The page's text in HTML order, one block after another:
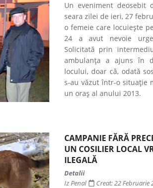
Un eveniment deosebit
seara zilei de ieri, 27
o femeie care locuiește
24 a avut nevoie
Solicitată prin
ambulanța a ajuns în
locului, doar că, odată
s-au văzut într-o situație
un oraș al anului 2013.
CAMPANIE FĂRĂ
UN COSILIER LOCAL
ILEGALĂ
Detalii
Iz Penal
Creat: 22 Februarie